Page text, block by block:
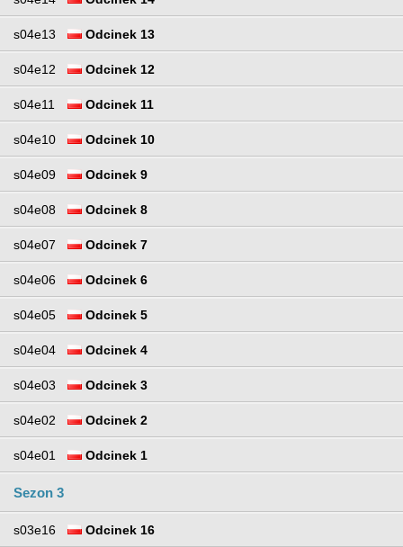
s04e13 Odcinek 13
s04e12 Odcinek 12
s04e11 Odcinek 11
s04e10 Odcinek 10
s04e09 Odcinek 9
s04e08 Odcinek 8
s04e07 Odcinek 7
s04e06 Odcinek 6
s04e05 Odcinek 5
s04e04 Odcinek 4
s04e03 Odcinek 3
s04e02 Odcinek 2
s04e01 Odcinek 1
Sezon 3
s03e16 Odcinek 16